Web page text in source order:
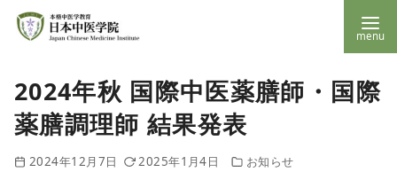
ン
テ
ン
2024年秋 国際中医薬膳師・国際
薬膳調理師 結果発表
2024年12月7日 2025年1月4日 お知らせ